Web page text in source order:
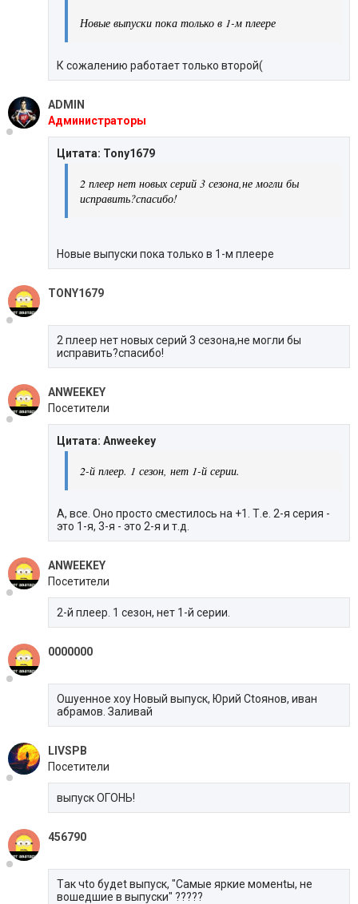
Новые выпуски пока только в 1-м плеере
К сожалению работает только второй(
ADMIN
Администраторы
Цитата: Tony1679
2 плеер нет новых серий 3 сезона,не могли бы
исправить?спасибо!
Новые выпуски пока только в 1-м плеере
TONY1679
2 плеер нет новых серий 3 сезона,не могли бы
исправить?спасибо!
ANWEEKEY
Посетители
Цитата: Anweekey
2-й плеер. 1 сезон, нет 1-й серии.
А, все. Оно просто сместилось на +1. Т.е. 2-я серия -
это 1-я, 3-я - это 2-я и т.д.
ANWEEKEY
Посетители
2-й плеер. 1 сезон, нет 1-й серии.
0000000
Ошуенное хоу Новый выпуск, Юрий Сtоянов, иван
абрамов. Заливай
LIVSPB
Посетители
выпуск ОГОНЬ!
456790
Tак чtо будеt выпуск, "Самые яркие моменtы, не
вошедшие в выпуски" ?????